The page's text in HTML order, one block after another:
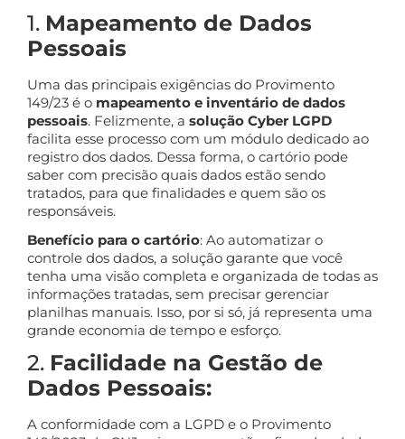
1. Mapeamento de Dados
Pessoais
Uma das principais exigências do Provimento
149/23 é o mapeamento e inventário de dados
pessoais. Felizmente, a solução Cyber LGPD
facilita esse processo com um módulo dedicado ao
registro dos dados. Dessa forma, o cartório pode
saber com precisão quais dados estão sendo
tratados, para que finalidades e quem são os
responsáveis.
Benefício para o cartório: Ao automatizar o
controle dos dados, a solução garante que você
tenha uma visão completa e organizada de todas as
informações tratadas, sem precisar gerenciar
planilhas manuais. Isso, por si só, já representa uma
grande economia de tempo e esforço.
2. Facilidade na Gestão de
Dados Pessoais:
A conformidade com a LGPD e o Provimento